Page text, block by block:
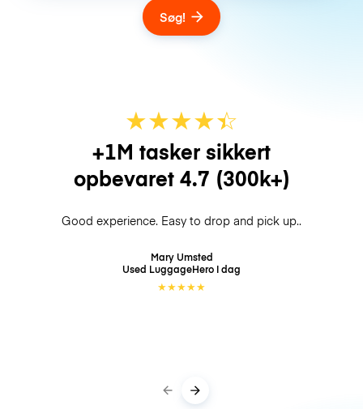
Søg!
★★★★☆
★
+1M tasker sikkert
opbevaret 4.7 (300k+)
Good experience. Easy to drop and pick up..
Mary Umsted
Used LuggageHero I dag
★★★★★